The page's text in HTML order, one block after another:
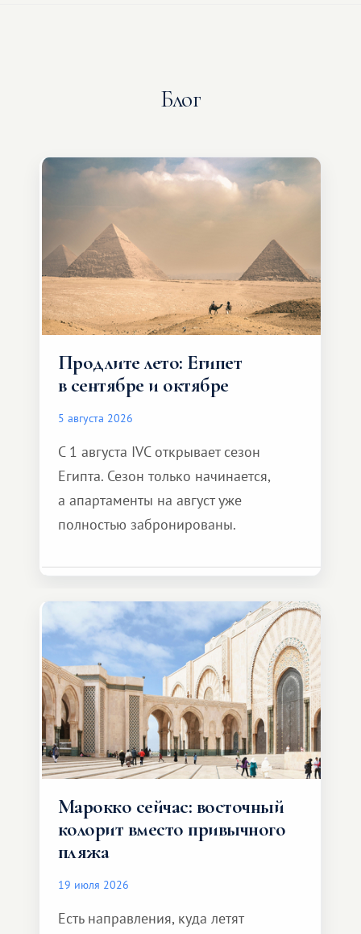
Блог
Продлите лето: Египет
в сентябре и октябре
5 августа 2026
С 1 августа IVC открывает сезон
Египта. Сезон только начинается,
а апартаменты на август уже
полностью забронированы.
Марокко сейчас: восточный
колорит вместо привычного
пляжа
19 июля 2026
Есть направления, куда летят